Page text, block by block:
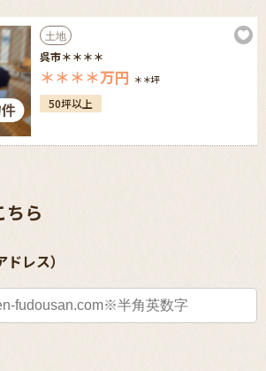
土地
呉市＊＊＊＊
＊＊＊＊万円 ＊＊坪
50坪以上
ちら
レス）